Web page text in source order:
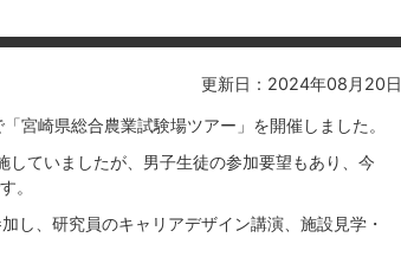
更新日：2024年08月20日
宮崎県総合農業試験場ツアー」を開催しました。
ていましたが、男子生徒の参加要望もあり、今
。
し、研究員のキャリアデザイン講演、施設見学・